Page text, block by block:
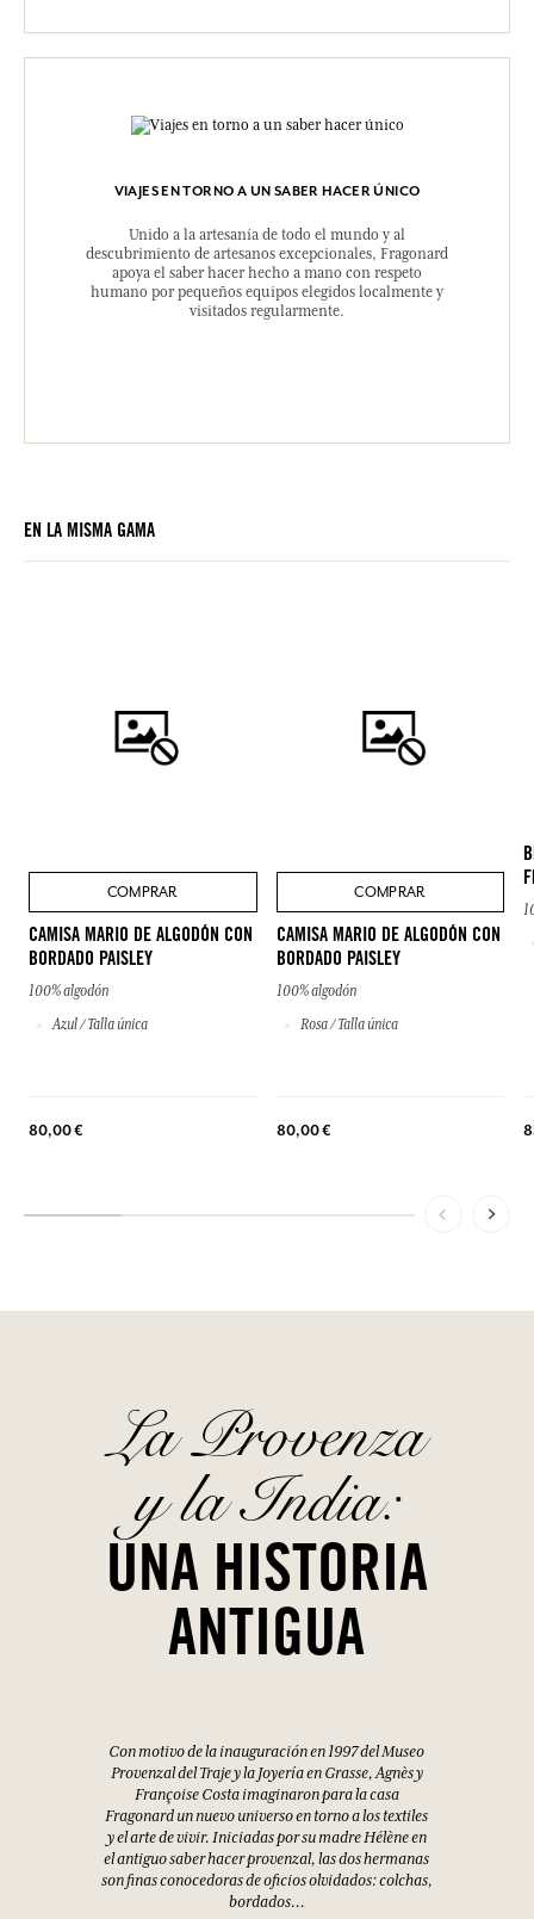
VIAJES EN TORNO A UN SABER HACER ÚNICO
Unido a la artesanía de todo el mundo y al
descubrimiento de artesanos excepcionales, Fragonard
apoya el saber hacer hecho a mano con respeto
humano por pequeños equipos elegidos localmente y
visitados regularmente.
EN LA MISMA GAMA
COMPRAR
CAMISA MARIO DE ALGODÓN CON
BORDADO PAISLEY
100% algodón
Azul / Talla única
80,00 €
COMPRAR
CAMISA MARIO DE ALGODÓN CON
BORDADO PAISLEY
100% algodón
Rosa / Talla única
80,00 €
La Provenza
y la India:
UNA HISTORIA
ANTIGUA
Con motivo de la inauguración en 1997 del Museo
Provenzal del Traje y la Joyería en Grasse, Agnès y
Françoise Costa imaginaron para la casa
Fragonard un nuevo universo en torno a los textiles
y el arte de vivir. Iniciadas por su madre Hélène en
el antiguo saber hacer provenzal, las dos hermanas
son finas conocedoras de oficios olvidados: colchas,
bordados...